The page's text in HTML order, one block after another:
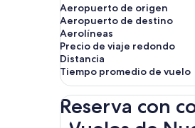
Aeropuerto de origen
Aeropuerto de destino
Aerolíneas
Precio de viaje redondo
Distancia
Tiempo promedio de vuelo
Reserva con
Vuelos de Nueva York a